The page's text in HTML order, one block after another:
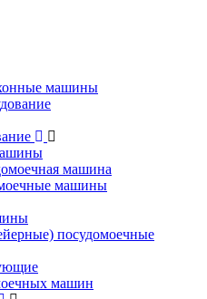
машины
машина
машины
посудомоечные
машин